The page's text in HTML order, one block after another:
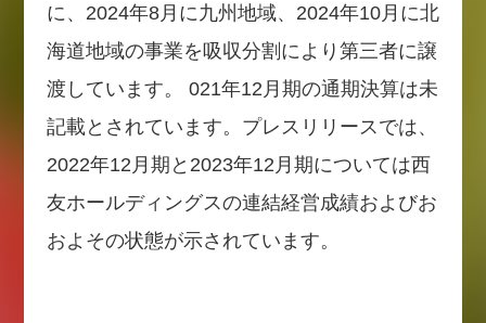
に、2024年8月に九州地域、2024年10月に北
海道地域の事業を吸収分割により第三者に譲
渡しています。 021年12月期の通期決算は未
記載とされています。プレスリリースでは、
2022年12月期と2023年12月期については西
友ホールディングスの連結経営成績およびお
およその状態が示されています。